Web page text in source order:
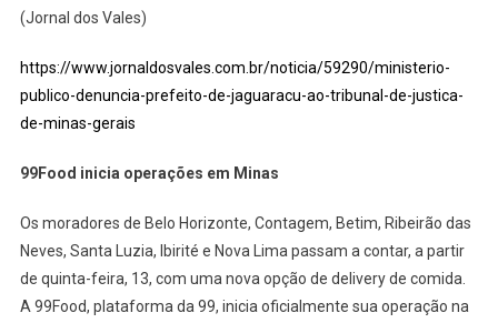
(Jornal dos Vales)
https://www.jornaldosvales.com.br/noticia/59290/ministerio-
publico-denuncia-prefeito-de-jaguaracu-ao-tribunal-de-justica-
de-minas-gerais
99Food inicia operações em Minas
Os moradores de Belo Horizonte, Contagem, Betim, Ribeirão das
Neves, Santa Luzia, Ibirité e Nova Lima passam a contar, a partir
de quinta-feira, 13, com uma nova opção de delivery de comida.
A 99Food, plataforma da 99, inicia oficialmente sua operação na